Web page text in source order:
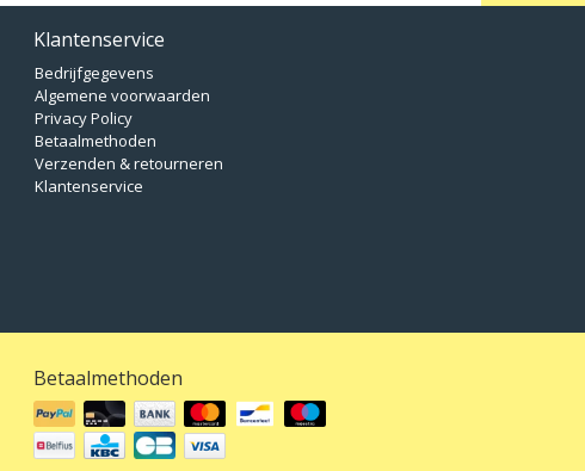
Klantenservice
Bedrijfgegevens
Algemene voorwaarden
Privacy Policy
Betaalmethoden
Verzenden & retourneren
Klantenservice
Betaalmethoden